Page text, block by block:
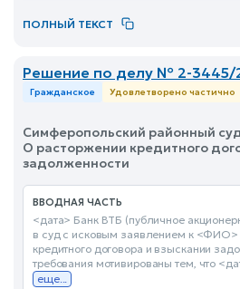
ПОЛНЫЙ ТЕКСТ
Решение по делу № 2-3445/
Гражданское Удовлетворено частично
Симферопольский районный
О расторжении кредитного
задолженности
ВВОДНАЯ ЧАСТЬ
<дата> Банк ВТБ (публичное
в суд с исковым заявлением к <ФИО>
кредитного договора и взыскании
требования мотивированы тем, что
еще...